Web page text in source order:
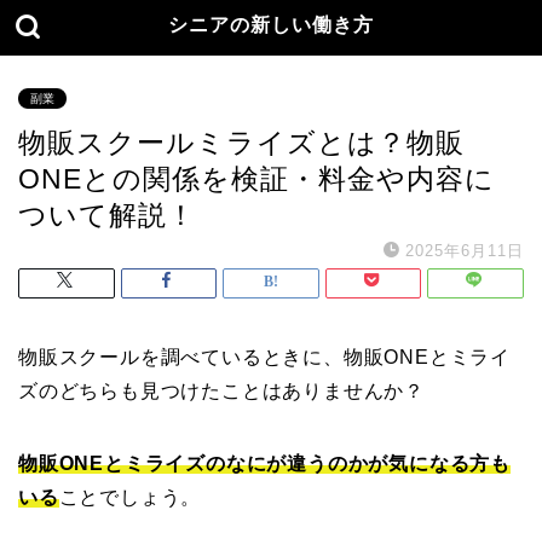
シニアの新しい働き方
副業
物販スクールミライズとは？物販
ONEとの関係を検証・料金や内容に
ついて解説！
2025年6月11日
物販スクールを調べているときに、物販ONEとミライ
ズのどちらも見つけたことはありませんか？
物販ONEとミライズのなにが違うのかが気になる方も
いることでしょう。